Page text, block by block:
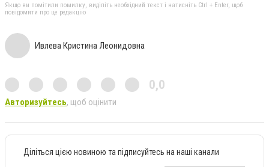
Якщо ви помітили помилку, виділіть необхідний текст і натисніть Ctrl + Enter, щоб
повідомити про це редакцію
Ивлева Кристина Леонидовна
0,0
Авторизуйтесь, щоб оцінити
Діліться цією новиною та підписуйтесь на наші канали